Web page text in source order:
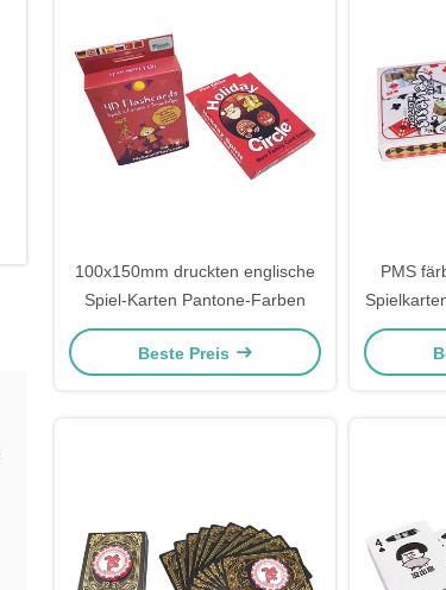
100x150mm druckten englische
Spiel-Karten Pantone-Farben
Beste Preis
PMS